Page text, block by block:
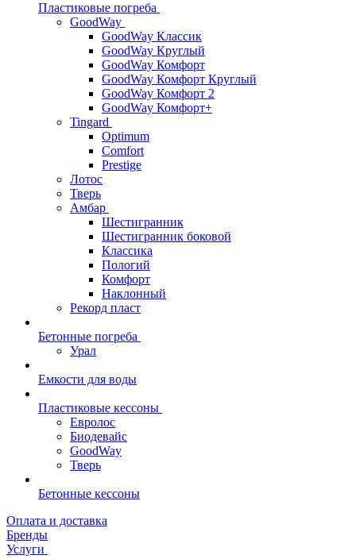
Пластиковые погреба
GoodWay
GoodWay Классик
GoodWay Круглый
GoodWay Комфорт
GoodWay Комфорт Круглый
GoodWay Комфорт 2
GoodWay Комфорт+
Tingard
Optimum
Comfort
Prestige
Лотос
Тверь
Амбар
Шестигранник
Шестигранник боковой
Классика
Пологий
Комфорт
Наклонный
Рекорд пласт
Бетонные погреба
Урал
Емкости для воды
Пластиковые кессоны
Евролос
Биодевайс
GoodWay
Тверь
Бетонные кессоны
Оплата и доставка
Бренды
Услуги